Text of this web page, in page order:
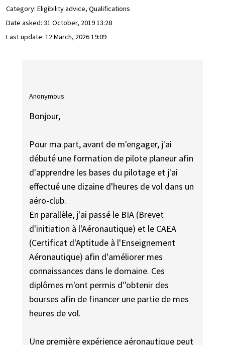
Category: Eligibility advice, Qualifications
Date asked: 31 October, 2019 13:28
Last update: 12 March, 2026 19:09
Anonymous
Bonjour,
Pour ma part, avant de m'engager, j'ai
débuté une formation de pilote planeur afin
d'apprendre les bases du pilotage et j'ai
effectué une dizaine d'heures de vol dans un
aéro-club.
En parallèle, j'ai passé le BIA (Brevet
d'initiation à l'Aéronautique) et le CAEA
(Certificat d'Aptitude à l'Enseignement
Aéronautique) afin d'améliorer mes
connaissances dans le domaine. Ces
diplômes m'ont permis d''obtenir des
bourses afin de financer une partie de mes
heures de vol.
Une première expérience aéronautique peut